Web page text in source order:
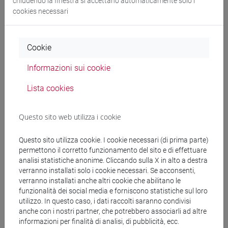
E DELL'AFRICA MEDITERRANEA - Laurea
ESERCITAZIONI DI LINGUA GIAPPONESE 3
Struttura generale dell'insegnamento
LINGUA GIAPPONESE 3 MOD.2
ESERCITAZIONI DI LINGUA GIAPPONESE 3
MOD. 2A
ESERCITAZIONI DI LINGUA
cookies necessari
Cookie
Informazioni sui cookie
Lista cookies
Questo sito web utilizza i cookie
Questo sito utilizza cookie. I cookie necessari (di prima parte)
permettono il corretto funzionamento del sito e di effettuare
analisi statistiche anonime. Cliccando sulla X in alto a destra
verranno installati solo i cookie necessari. Se acconsenti,
verranno installati anche altri cookie che abilitano le
funzionalità dei social media e forniscono statistiche sul loro
utilizzo. In questo caso, i dati raccolti saranno condivisi
anche con i nostri partner, che potrebbero associarli ad altre
informazioni per finalità di analisi, di pubblicità, ecc.